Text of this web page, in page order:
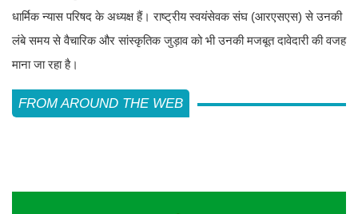
धार्मिक न्यास परिषद के अध्यक्ष हैं। राष्ट्रीय स्वयंसेवक संघ (आरएसएस) से उनकी
लंबे समय से वैचारिक और सांस्कृतिक जुड़ाव को भी उनकी मजबूत दावेदारी की वजह
माना जा रहा है।
FROM AROUND THE WEB